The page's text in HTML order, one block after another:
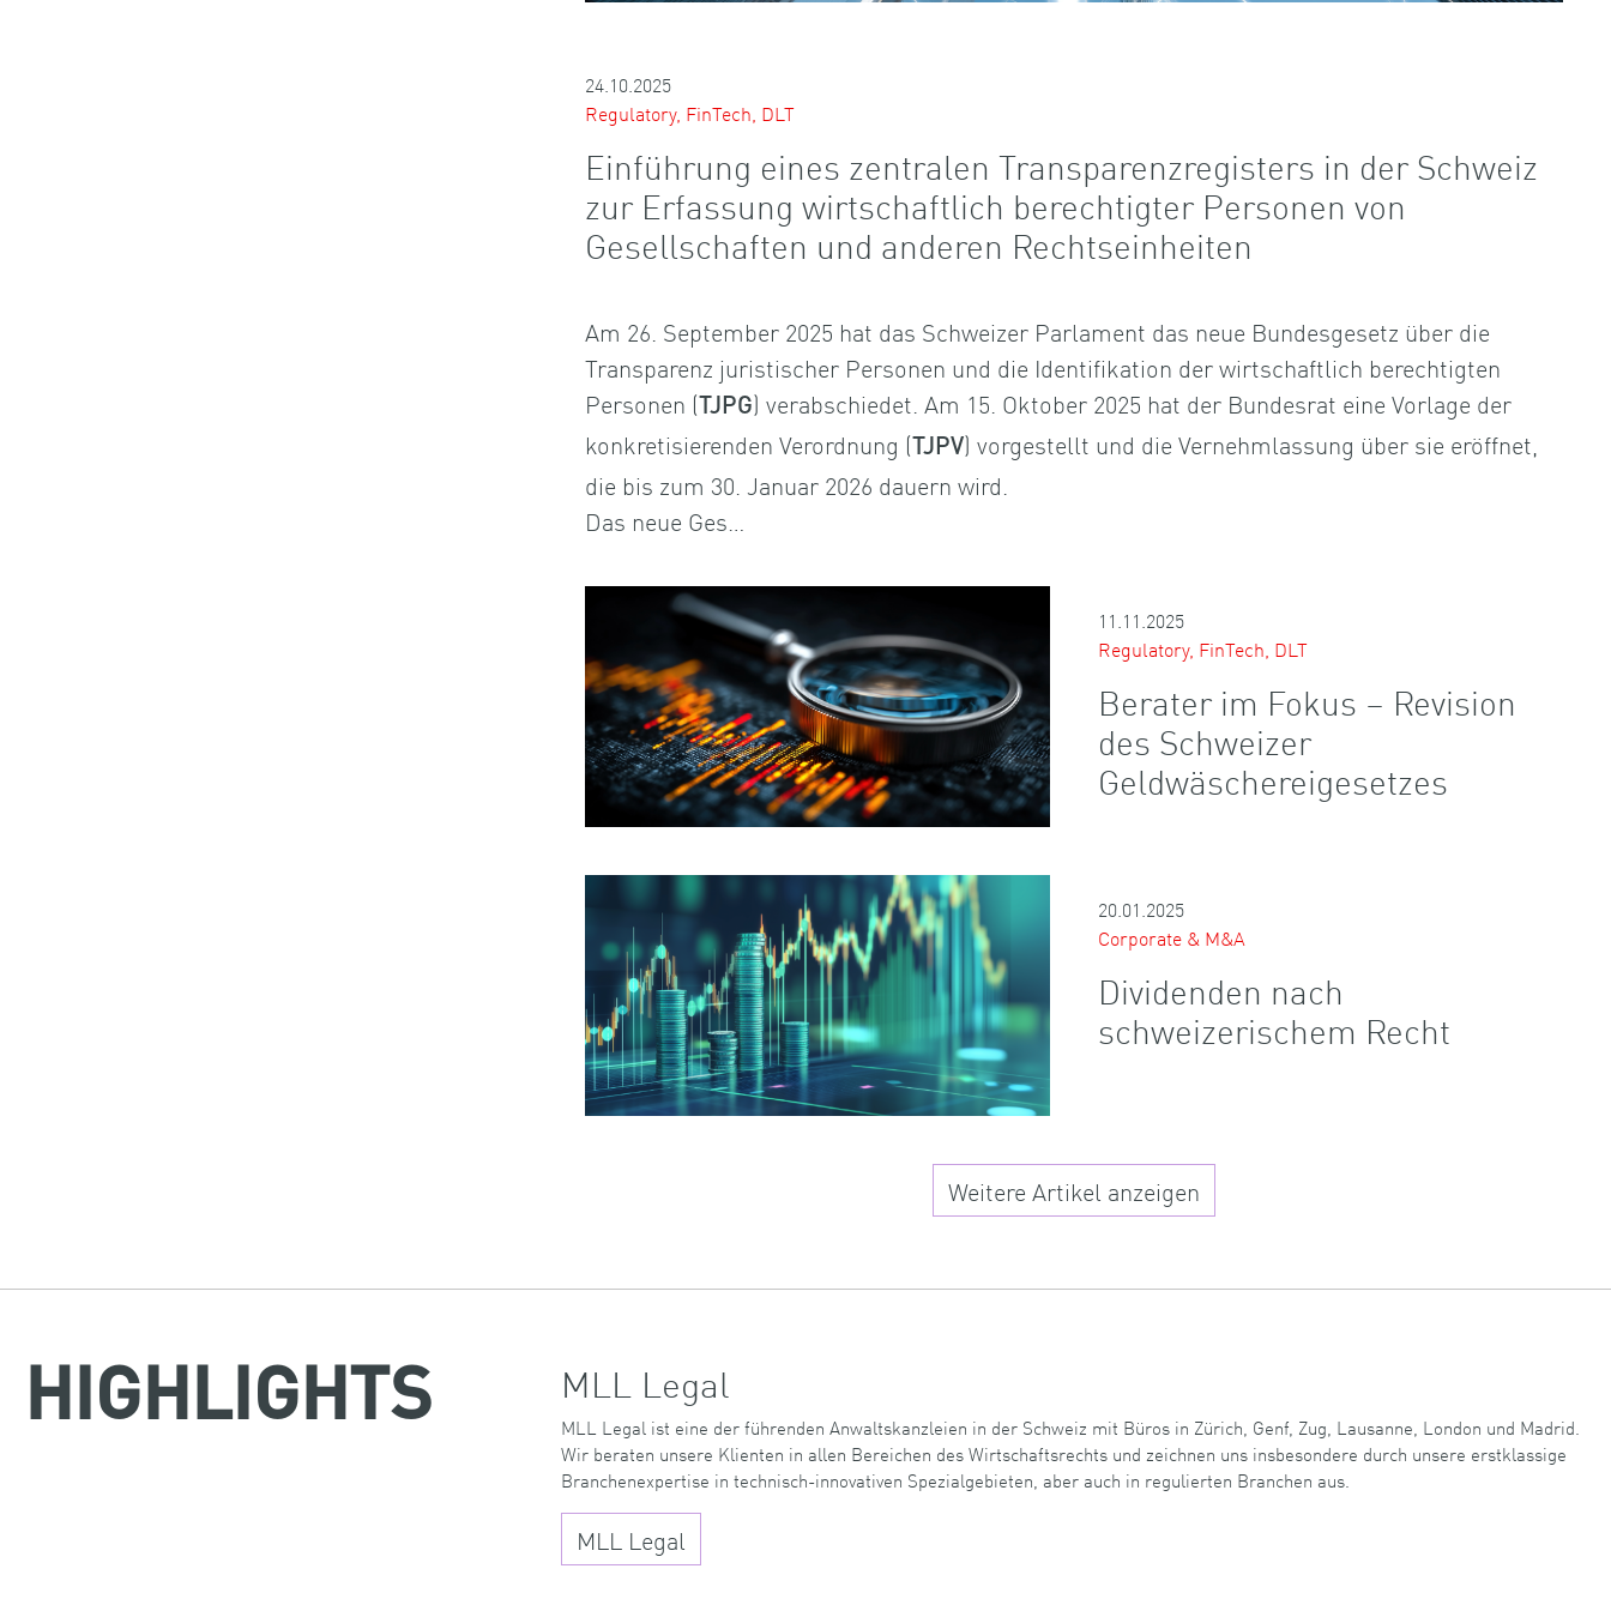
24.10.2025
Regulatory, FinTech, DLT
Einführung eines zentralen Transparenzregisters in der Schweiz
zur Erfassung wirtschaftlich berechtigter Personen von
Gesellschaften und anderen Rechtseinheiten
Am 26. September 2025 hat das Schweizer Parlament das neue Bundesgesetz über die
Transparenz juristischer Personen und die Identifikation der wirtschaftlich berechtigten
Personen ( TJPG) verabschiedet. Am 15. Oktober 2025 hat der Bundesrat eine Vorlage der
konkretisierenden Verordnung ( TJPV) vorgestellt und die Vernehmlassung über sie eröffnet,
die bis zum 30. Januar 2026 dauern wird.
Das neue Ges…
11.11.2025
Regulatory, FinTech, DLT
Berater im Fokus – Revision
des Schweizer
Geldwäschereigesetzes
20.01.2025
Corporate & M&A
Dividenden nach
schweizerischem Recht
Weitere Artikel anzeigen
HIGHLIGHTS MLL Legal
MLL Legal ist eine der führenden Anwaltskanzleien in der Schweiz mit Büros in Zürich, Genf, Zug, Lausanne, London und Madrid.
Wir beraten unsere Klienten in allen Bereichen des Wirtschaftsrechts und zeichnen uns insbesondere durch unsere erstklassige
Branchenexpertise in technisch-innovativen Spezialgebieten, aber auch in regulierten Branchen aus.
MLL Legal